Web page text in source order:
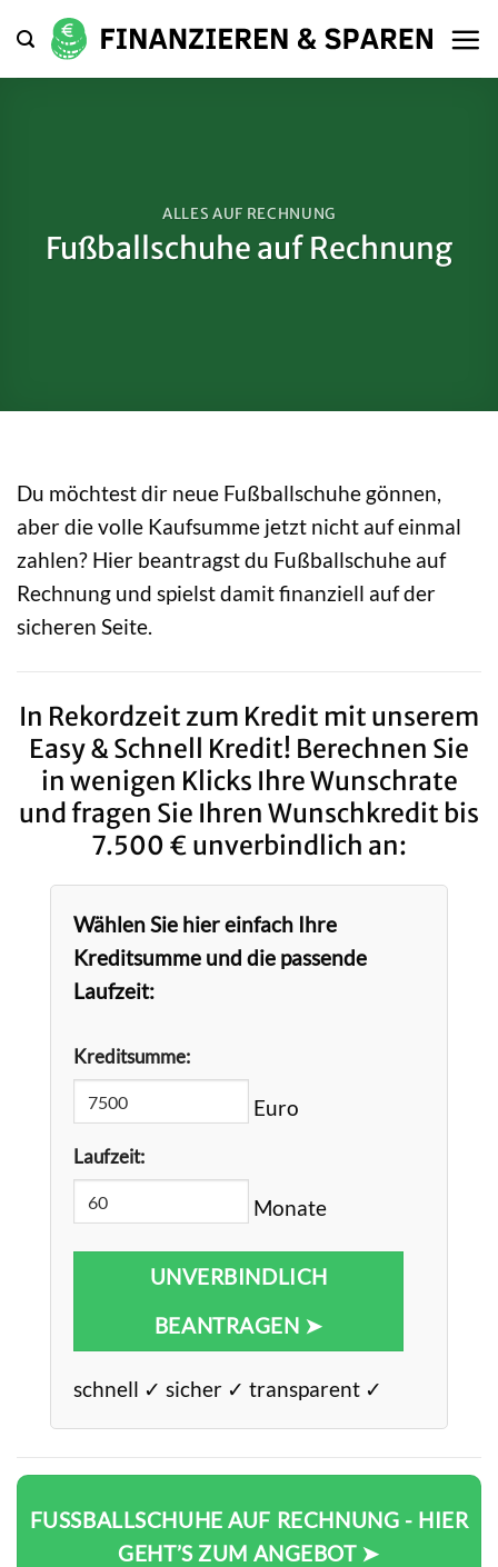
Inhalt
springen
ALLES AUF RECHNUNG
Fußballschuhe auf Rechnung
Du möchtest dir neue Fußballschuhe gönnen,
aber die volle Kaufsumme jetzt nicht auf einmal
zahlen? Hier beantragst du Fußballschuhe auf
Rechnung und spielst damit finanziell auf der
sicheren Seite.
In Rekordzeit zum Kredit mit unserem
Easy & Schnell Kredit! Berechnen Sie
in wenigen Klicks Ihre Wunschrate
und fragen Sie Ihren Wunschkredit bis
7.500 € unverbindlich an:
Wählen Sie hier einfach Ihre
Kreditsumme und die passende
Laufzeit:
Kreditsumme:
Euro
Laufzeit:
Monate
UNVERBINDLICH
BEANTRAGEN ➤
schnell ✓ sicher ✓ transparent ✓
FUSSBALLSCHUHE AUF RECHNUNG - HIER G
EHT’S ZUM ANGEBOT ➤